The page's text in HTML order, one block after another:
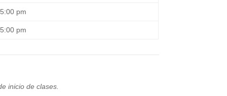
pm
pm
inicio de clases.